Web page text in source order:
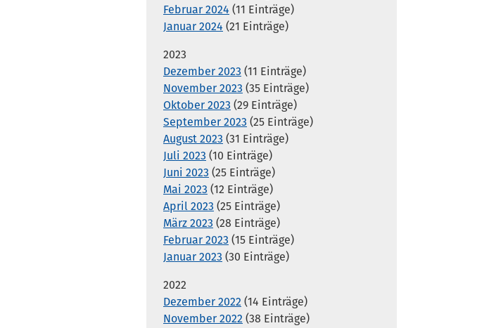
Februar 2024 (11 Einträge)
Januar 2024 (21 Einträge)
2023
Dezember 2023 (11 Einträge)
November 2023 (35 Einträge)
Oktober 2023 (29 Einträge)
September 2023 (25 Einträge)
August 2023 (31 Einträge)
Juli 2023 (10 Einträge)
Juni 2023 (25 Einträge)
Mai 2023 (12 Einträge)
April 2023 (25 Einträge)
März 2023 (28 Einträge)
Februar 2023 (15 Einträge)
Januar 2023 (30 Einträge)
2022
Dezember 2022 (14 Einträge)
November 2022 (38 Einträge)